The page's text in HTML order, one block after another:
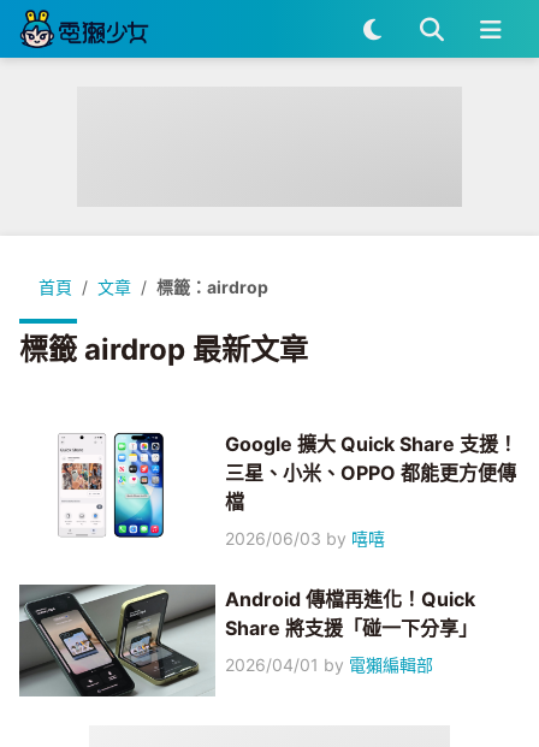
首頁 文章 標籤：airdrop
標籤 airdrop 最新文章
Google 擴大 Quick Share 支援！
三星、小米、OPPO 都能更方便傳
檔
2026/06/03 by 嘻嘻
Android 傳檔再進化！Quick
Share 將支援「碰一下分享」
2026/04/01 by 電獺編輯部